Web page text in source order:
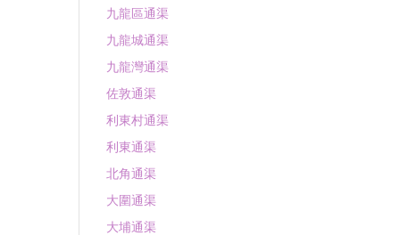
九龍區通渠
九龍城通渠
九龍灣通渠
佐敦通渠
利東村通渠
利東通渠
北角通渠
大圍通渠
大埔通渠